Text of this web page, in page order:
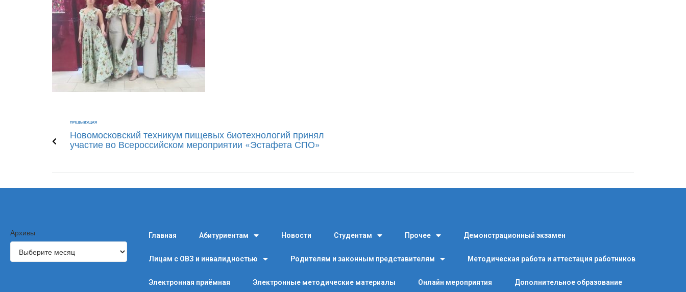
ПРЕДЫДУЩАЯ
Новомосковский техникум пищевых биотехнологий принял
участие во Всероссийском мероприятии «Эстафета СПО»
Архивы Главная Абитуриентам Новости Студентам Прочее Демонстрационный экзамен
Лицам с ОВЗ и инвалидностью Родителям и законным представителям Методическая работа и аттестация работников
Электронная приёмная Электронные методические материалы Онлайн мероприятия Дополнительное образование